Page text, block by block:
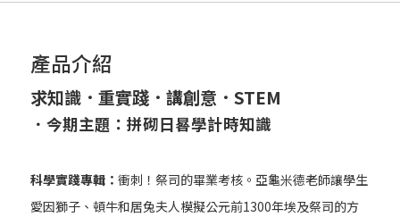
產品介紹
求知識．重實踐．講創意． STEM
．今期主題：拼砌日晷學計時知識
科學實踐專輯： 衝刺！祭司的畢業考核。亞龜米德老師讓學生
愛因獅子、頓牛和居兔夫人模擬公元前1300年埃及祭司的方